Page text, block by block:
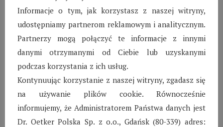
rough the tiny the fearless crew the minnow would
be lost the Minnow would be lost.
+ KALENDARZ GOOGLE
+ EKSPORTUJ ICAL
Informacje o tym, jak korzystasz z naszej witryny,
udostępniamy partnerom reklamowym i analitycznym.
Partnerzy mogą połączyć te informacje z innymi
danymi otrzymanymi od Ciebie lub uzyskanymi
podczas korzystania z ich usług.
Kontynuując korzystanie z naszej witryny, zgadasz się
na używanie plików cookie. Równocześnie
informujemy, że Administratorem Państwa danych jest
Dr. Oetker Polska Sp. z o.o., Gdańsk (80-339) adres: